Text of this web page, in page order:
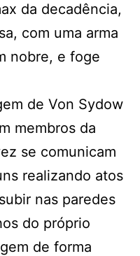
da decadência,
com uma arma
nobre, e foge
de Von Sydow
membros da
se comunicam
realizando atos
nas paredes
do próprio
de forma